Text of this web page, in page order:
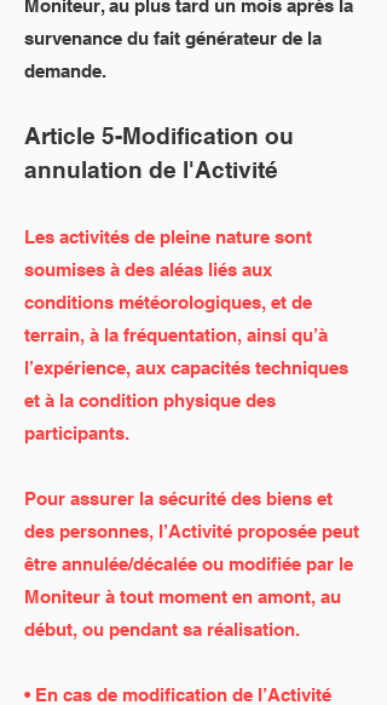
Moniteur, au plus tard un mois après la
survenance du fait générateur de la
demande.
Article 5-Modification ou
annulation de l'Activité
Les activités de pleine nature sont
soumises à des aléas liés aux
conditions météorologiques, et de
terrain, à la fréquentation, ainsi qu’à
l’expérience, aux capacités techniques
et à la condition physique des
participants.
Pour assurer la sécurité des biens et
des personnes, l’Activité proposée peut
être annulée/décalée ou modifiée par le
Moniteur à tout moment en amont, au
début, ou pendant sa réalisation.
• En cas de modification de l’Activité